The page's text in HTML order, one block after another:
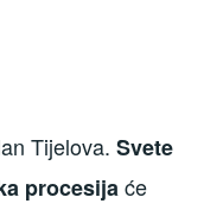
Tijelova.Svete
procesijaće